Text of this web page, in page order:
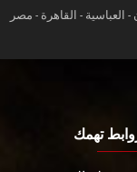
العباسية - القاهرة - مصر
تهمك